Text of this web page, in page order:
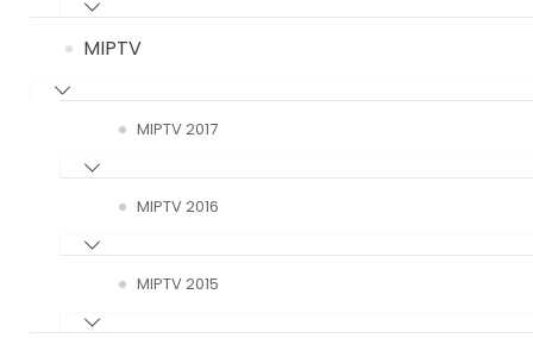
MIPTV
MIPTV 2017
MIPTV 2016
MIPTV 2015